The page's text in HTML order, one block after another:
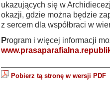
ukazujących się w
okazji, gdzie można będzie
z sercem dla współbraci w
Program i więcej informacji
Pobierz tą stronę w wersji PDF